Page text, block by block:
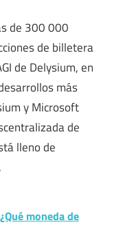
de 300 000
de billetera
de Delysium, en
más
y Microsoft
de
lleno de
moneda de